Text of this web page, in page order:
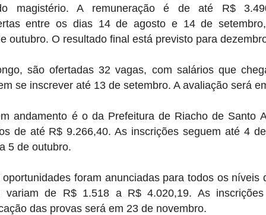
magistério. A remuneração é de até R$
entre os dias 14 de agosto e 14 de
outubro. O resultado final está previsto para
, são ofertadas 32 vagas, com salários que
se inscrever até 13 de setembro. A avaliação será
andamento é o da Prefeitura de Riacho de Santo
de até R$ 9.266,40. As inscrições seguem até 4
5 de outubro.
oportunidades foram anunciadas para todos os níveis
variam de R$ 1.518 a R$ 4.020,19. As
das provas será em 23 de novembro.